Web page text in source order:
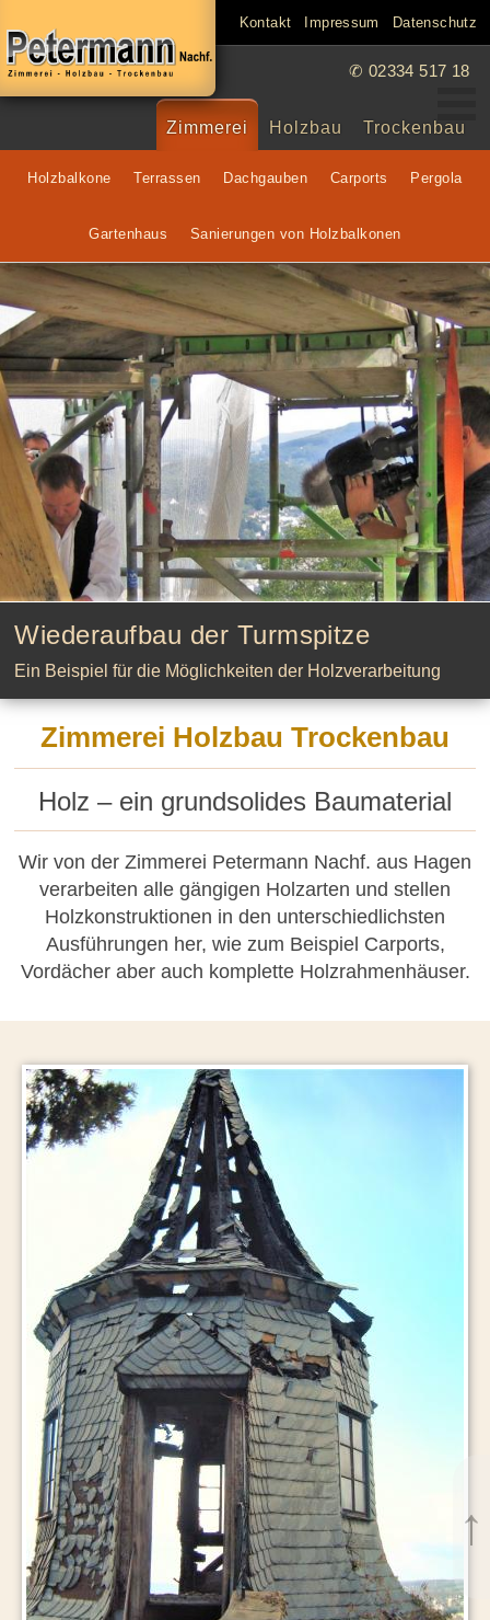
✆ 02334 517 18
Kontakt Impressum Datenschutz
Zimmerei Holzbau Trockenbau
Holzbalkone Terrassen Dachgauben Carports Pergola
Gartenhaus Sanierungen von Holzbalkonen
↑
Wiederaufbau der Turmspitze
Ein Beispiel für die Möglich­keiten der Holzver­a­r­beitung
Zimmerei Holzbau Trockenbau
Holz – ein grundsolides Baumaterial
Wir von der Zimmerei Petermann Nachf. aus Hagen
verarbeiten alle gängigen Holzarten und stellen
Holzkon­struk­tionen in den unterschie­d­­lichsten
Ausführungen her, wie zum Beispiel Carports,
Vordächer aber auch komplette Holzrah­men­häuser.